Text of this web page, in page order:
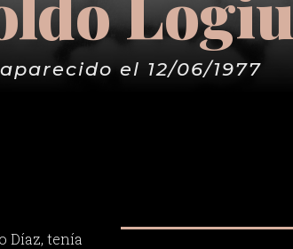
el 12/06/1977
Díaz, tenía